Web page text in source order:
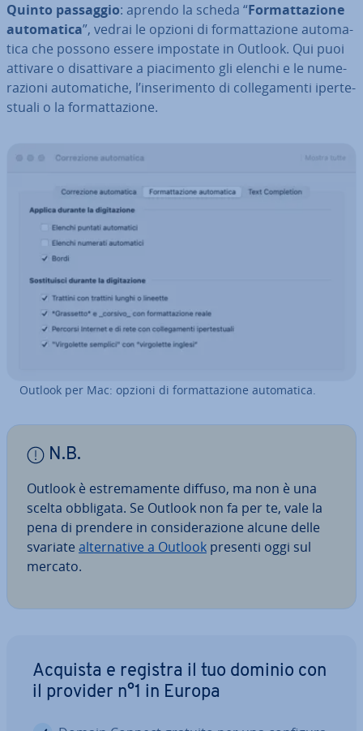
Quinto passaggio: aprendo la scheda “For­mat­ta­zio­ne
au­to­ma­ti­ca”, vedrai le opzioni di for­mat­ta­zio­ne au­to­ma­
ti­ca che possono essere impostate in Outlook. Qui puoi
attivare o di­sat­ti­va­re a pia­ci­men­to gli elenchi e le nu­me­
ra­zio­ni au­to­ma­ti­che, l’in­se­ri­men­to di col­le­ga­men­ti iper­te­
stua­li o la for­mat­ta­zio­ne.
Outlook per Mac: opzioni di for­mat­ta­zio­ne au­to­ma­ti­ca.
N.B.
Outlook è estre­ma­men­te diffuso, ma non è una
scelta obbligata. Se Outlook non fa per te, vale la
pena di prendere in con­si­de­ra­zio­ne alcune delle
svariate al­ter­na­ti­ve a Outlook presenti oggi sul
mercato.
Acquista e registra il tuo dominio con
il provider n°1 in Europa